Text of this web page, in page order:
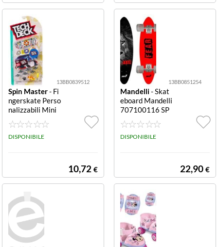
13BB0839512
Spin Master- Fi
ngerskate Perso
nalizzabili Mini
skate Spin Mast
er 6028815 TE
CH DECK Finge
e Persona Assor
DISPONIBILE
10,72 €
13BB0851254
Mandelli- Skat
eboard Mandelli
707100116 SP
ORT ONE Fear
Assortito Fear
DISPONIBILE
22,90 €